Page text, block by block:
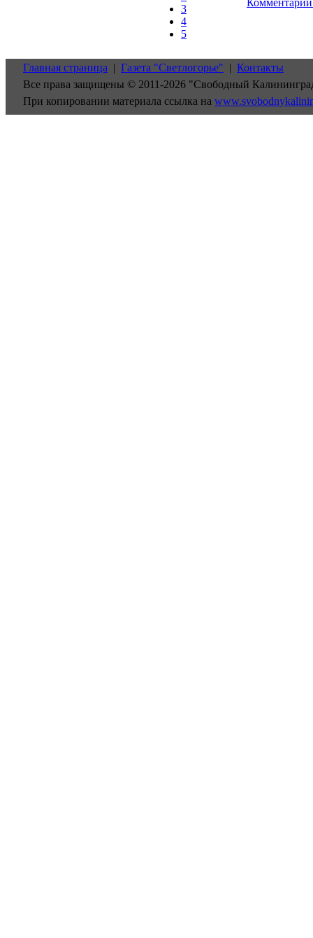
3
4
5
Главная страница | Газета "Светлогорье" | Контакты
Все права защищены © 2011-2026 "Свободный
При копировании материала ссылка на